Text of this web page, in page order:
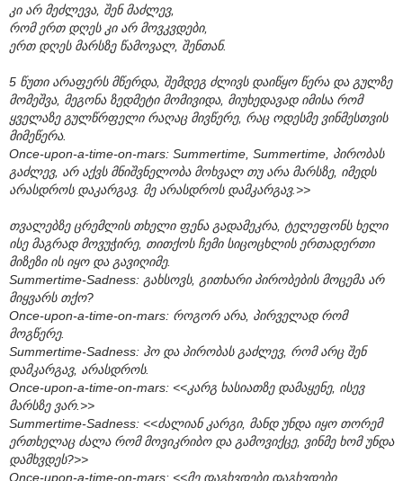
კი არ მეძლევა, შენ მაძლევ,
რომ ერთ დღეს კი არ მოვკვდები,
ერთ დღეს მარსზე წამოვალ, შენთან.
5 წუთი არაფერს მწერდა, შემდეგ ძლივს დაიწყო წერა და გულზე
მომეშვა, მეგონა ზედმეტი მომივიდა, მიუხედავად იმისა რომ
ყველაზე გულწრფელი რაღაც მივწერე, რაც ოდესმე ვინმესთვის
მიმეწერა.
Once-upon-a-time-on-mars: Summertime, Summertime, პირობას
გაძლევ, არ აქვს მნიშვნელობა მოხვალ თუ არა მარსზე, იმედს
არასდროს დაკარგავ. მე არასდროს დამკარგავ.>>
თვალებზე ცრემლის თხელი ფენა გადამეკრა, ტელეფონს ხელი
ისე მაგრად მოვუჭირე, თითქოს ჩემი სიცოცხლის ერთადერთი
მიზეზი ის იყო და გავიღიმე.
Summertime-Sadness: გახსოვს, გითხარი პირობების მოცემა არ
მიყვარს თქო?
Once-upon-a-time-on-mars: როგორ არა, პირველად რომ
მოგწერე.
Summertime-Sadness: ჰო და პირობას გაძლევ, რომ არც შენ
დამკარგავ, არასდროს.
Once-upon-a-time-on-mars: <<კარგ ხასიათზე დამაყენე, ისევ
მარსზე ვარ.>>
Summertime-Sadness: <<ძალიან კარგი, მანდ უნდა იყო თორემ
ერთხელაც ძალა რომ მოვიკრიბო და გამოვიქცე, ვინმე ხომ უნდა
დამხვდეს?>>
Once-upon-a-time-on-mars: <<მე დაგხვდები დაგხვდები,